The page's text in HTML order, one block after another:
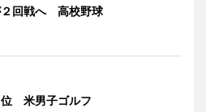
２回戦へ 高校野球
位 米男子ゴルフ